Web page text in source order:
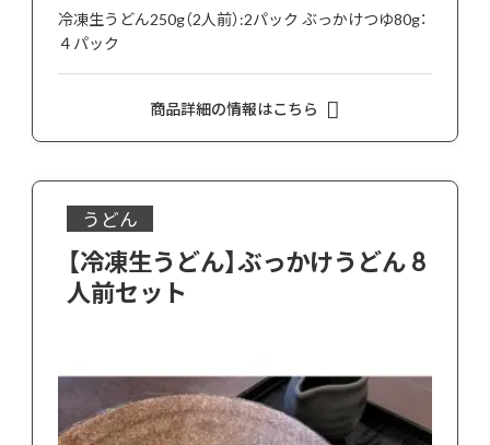
冷凍生うどん250g（2人前）:2パック ぶっかけつゆ80g：
４パック
商品詳細の情報はこちら
うどん
【冷凍生うどん】ぶっかけうどん 8
人前セット